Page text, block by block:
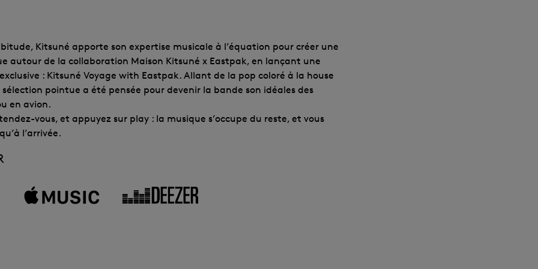
Kitsuné apporte son expertise musicale à l’équation pour créer une
autour de la collaboration Maison Kitsuné x Eastpak, en lançant une
: Kitsuné Voyage with Eastpak. Allant de la pop coloré à la house
pointue a été pensée pour devenir la bande son idéales des
en avion.
vous, et appuyez sur play : la musique s’occupe du reste, et vous
l’arrivée.